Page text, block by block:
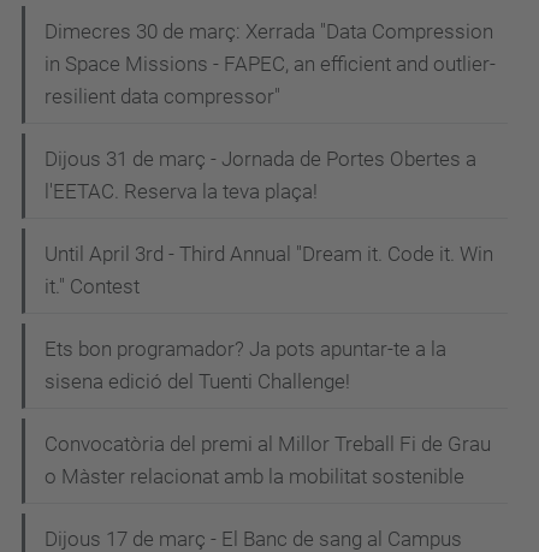
Dimecres 30 de març: Xerrada "Data Compression
in Space Missions - FAPEC, an efficient and outlier-
resilient data compressor"
Dijous 31 de març - Jornada de Portes Obertes a
l'EETAC. Reserva la teva plaça!
Until April 3rd - Third Annual "Dream it. Code it. Win
it." Contest
Ets bon programador? Ja pots apuntar-te a la
sisena edició del Tuenti Challenge!
Convocatòria del premi al Millor Treball Fi de Grau
o Màster relacionat amb la mobilitat sostenible
Dijous 17 de març - El Banc de sang al Campus